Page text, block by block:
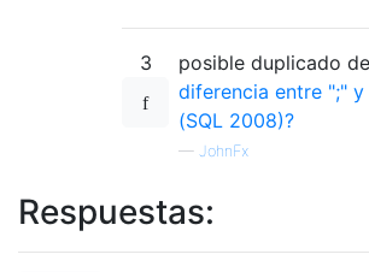
3 posible duplicado de
diferencia entre ";" y
(SQL 2008)?
— JohnFx
Respuestas: